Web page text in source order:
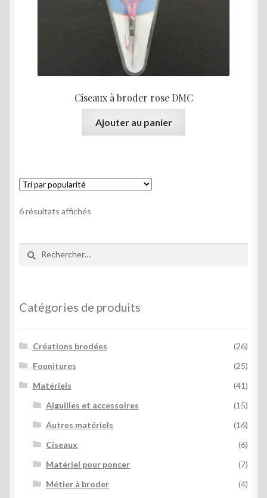
Ciseaux à broder rose DMC
Ajouter au panier
6 résultats affichés
Catégories de produits
Créations brodées
(26)
Founitures
(25)
Matériels
(41)
Aiguilles et accessoires
(15)
Autres matériels
(16)
Ciseaux
(6)
Matériel pour poncer
(7)
Métier à broder
(4)